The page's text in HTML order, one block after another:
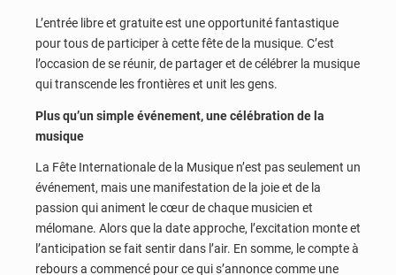
L’entrée libre et gratuite est une opportunité fantastique
pour tous de participer à cette fête de la musique. C’est
l’occasion de se réunir, de partager et de célébrer la musique
qui transcende les frontières et unit les gens.
Plus qu’un simple événement, une célébration de la
musique
La Fête Internationale de la Musique n’est pas seulement un
événement, mais une manifestation de la joie et de la
passion qui animent le cœur de chaque musicien et
mélomane. Alors que la date approche, l’excitation monte et
l’anticipation se fait sentir dans l’air. En somme, le compte à
rebours a commencé pour ce qui s’annonce comme une